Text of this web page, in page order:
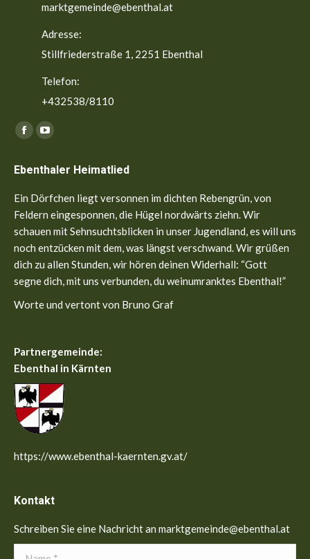
marktgemeinde@ebenthal.at
Adresse:
Stillfriederstraße 1, 2251 Ebenthal
Telefon:
+432538/8110
Finden Sie uns auf:
Facebook
opens
in
new
window
YouTube
opens
in
new
window
Ebenthaler Heimatlied
Ein Dörfchen liegt versonnen im dichten Rebengrün, von
Feldern eingesponnen, die Hügel nordwärts ziehn. Wir
schauen mit Sehnsuchtsblicken in unser Jugendland, es will uns
noch entzücken mit dem, was längst verschwand. Wir grüßen
dich zu allen Stunden, wir hören deinen Widerhall: “Gott
segne dich, mit uns verbunden, du weinumranktes Ebenthal!”
Worte und vertont von Bruno Graf
Partnergemeinde:
Ebenthal in Kärnten
https://www.ebenthal-kaernten.gv.at/
Kontakt
Schreiben Sie eine Nachricht an marktgemeinde@ebenthal.at
Name *